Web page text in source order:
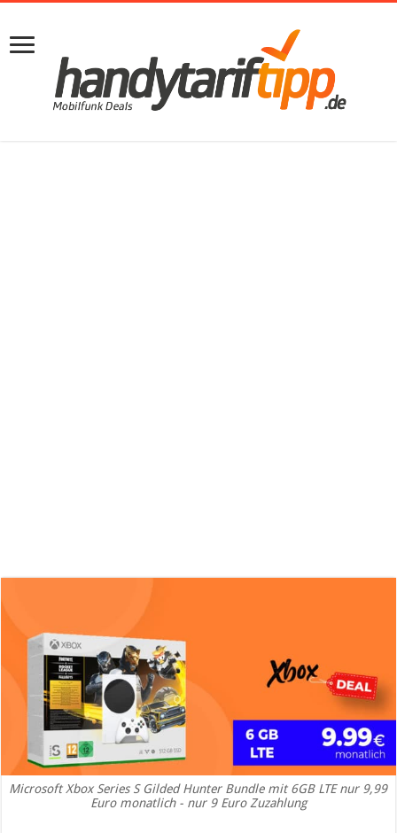
Microsoft Xbox Series S Gilded Hunter Bundle mit 6GB LTE nur 9,99
Euro monatlich - nur 9 Euro Zuzahlung